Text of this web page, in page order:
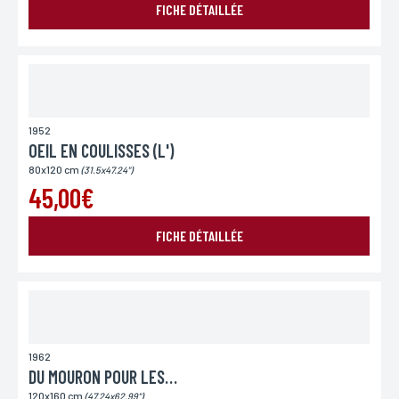
*Champs obligatoires
Conformément à la loi «informatique et Libertés» du 06,01,1978 modifié en 2004, vous pouvez
FICHE DÉTAILLÉE
1952
OEIL EN COULISSES (L')
80x120 cm (31.5x47.24")
45,00€
FICHE DÉTAILLÉE
1962
DU MOURON POUR LES PETITS OISEAUX
120x160 cm (47.24x62.99")